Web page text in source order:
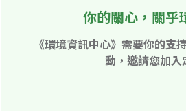
你的關心，關
《環境資訊中心》需要你的
動，邀請您加入